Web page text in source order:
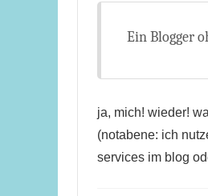
Ein Blogger
ja, mich! wieder!
(notabene: ich
services im blog